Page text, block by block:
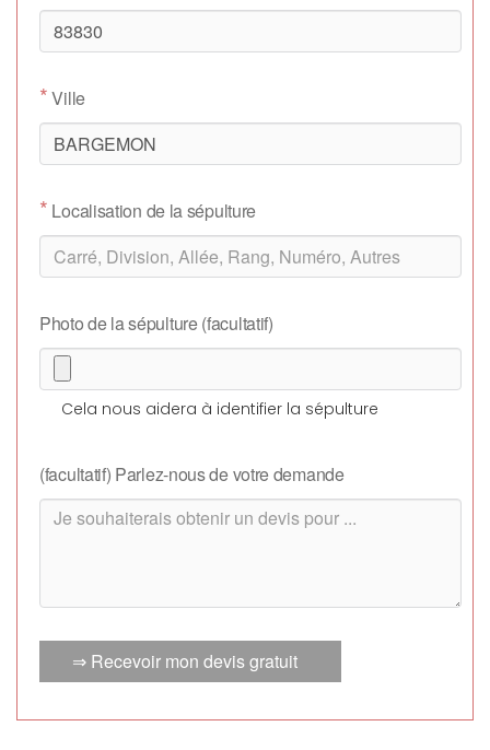
*Ville
* Localisation de la sépulture
Photo de la sépulture (facultatif)
Cela nous aidera à identifier la sépulture
(facultatif) Parlez-nous de votre demande
⇒ Recevoir mon devis gratuit